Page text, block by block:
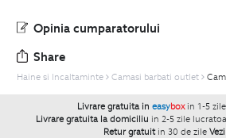
Opinia cumparatorului
Share
Haine si Incaltaminte Camasi barbati outlet
Livrare gratuita in easybox in 1-5
Livrare gratuita la domiciliu in 2-5 zile
Retur gratuit in 30 de zile